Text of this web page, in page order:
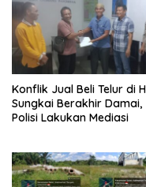
Konflik Jual Beli Telur di
Sungkai Berakhir Damai,
Polisi Lakukan Mediasi